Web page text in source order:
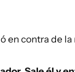
en contra de